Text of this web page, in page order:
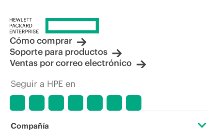
Cómo comprar
Soporte para productos
Ventas por correo electrónico
Seguir a HPE en
Compañía